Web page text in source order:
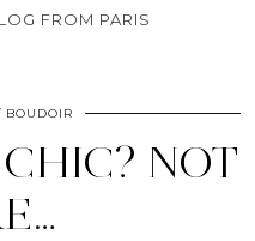
FROM PARIS
BOUDOIR
NOT